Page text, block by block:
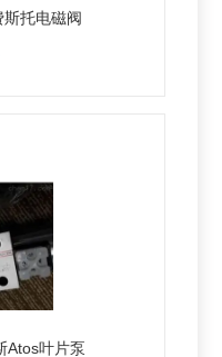
托电磁阀
Atos叶片泵